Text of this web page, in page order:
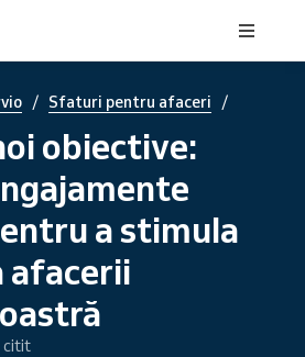
/ Sfaturi pentru afaceri /
obiective:
a stimula
afacerii
citit